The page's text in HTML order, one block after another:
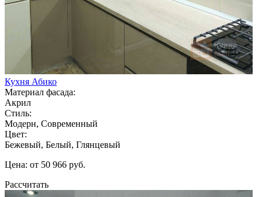
Кухня Абико
Материал фасада:
Акрил
Стиль:
Модерн, Современный
Цвет:
Бежевый, Белый, Глянцевый
Цена: от 50 966 руб.
Рассчитать